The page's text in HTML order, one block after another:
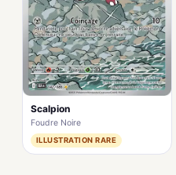
Scalpion
Foudre Noire
ILLUSTRATION RARE